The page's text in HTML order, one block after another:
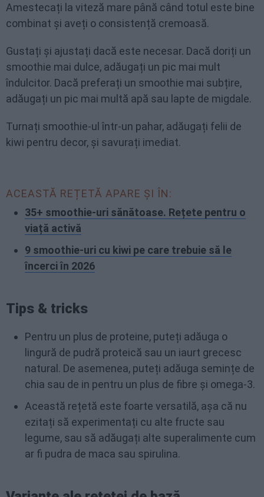
Amestecați la viteză mare până când totul este bine
combinat și aveți o consistență cremoasă.
Gustați și ajustați dacă este necesar. Dacă doriți un
smoothie mai dulce, adăugați un pic mai mult
îndulcitor. Dacă preferați un smoothie mai subțire,
adăugați un pic mai multă apă sau lapte de migdale.
Turnați smoothie-ul într-un pahar, adăugați felii de
kiwi pentru decor, și savurați imediat.
ACEASTĂ REȚETĂ APARE ȘI ÎN:
35+ smoothie-uri sănătoase. Rețete pentru o
viață activă
9 smoothie-uri cu kiwi pe care trebuie să le
încerci în 2026
Tips & tricks
Pentru un plus de proteine, puteți adăuga o
lingură de pudră proteică sau un iaurt grecesc
natural. De asemenea, puteți adăuga semințe de
chia sau de in pentru un plus de fibre și omega-3.
Această rețetă este foarte versatilă, așa că nu
ezitați să experimentați cu alte fructe sau
legume, sau să adăugați alte superalimente cum
ar fi pudra de maca sau spirulina.